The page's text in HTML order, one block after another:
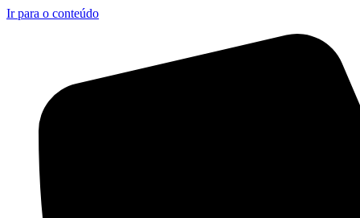
Ir para o conteúdo